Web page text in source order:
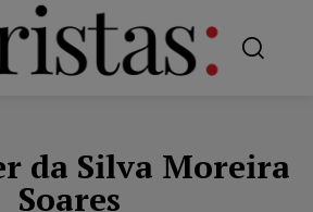
da Silva Moreira
Soares